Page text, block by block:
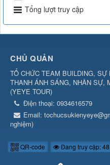
Tổng lượt truy cập
CHỦ QUẢN
TỔ CHỨC TEAM BUILDING,
THANH ÁNH SÁNG, NHÂN SỰ,
(YEYE TOUR)
Điện thoại: 0934616579
Email:
nghiệm)
QR-code Đang truy cập: 48